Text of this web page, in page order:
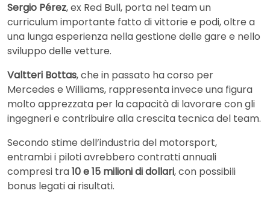
Sergio Pérez, ex Red Bull, porta nel team un
curriculum importante fatto di vittorie e podi, oltre a
una lunga esperienza nella gestione delle gare e nello
sviluppo delle vetture.
Valtteri Bottas, che in passato ha corso per
Mercedes e Williams, rappresenta invece una figura
molto apprezzata per la capacità di lavorare con gli
ingegneri e contribuire alla crescita tecnica del team.
Secondo stime dell’industria del motorsport,
entrambi i piloti avrebbero contratti annuali
compresi tra10 e 15 milioni di dollari, con possibili
bonus legati ai risultati.